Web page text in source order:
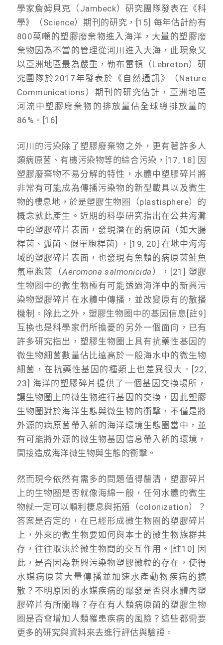
學家詹姆貝克（Jambeck）研究團隊發表在《科
學》（Science）期刊的研究，[15] 每年估計約有
800萬噸的塑膠廢棄物進入海洋，大量的塑膠廢
棄物因為不當的管理從河川進入大海，此現象又
以亞洲地區最為嚴重，勒布雷頓（Lebreton）研
究團隊於2017年發表於《自然通訊》（Nature
Communications）期刊的研究估計，亞洲地區
河流中塑膠廢棄物的排放量佔全球總排放量的
86%。[16]
河川的污染除了塑膠廢棄物之外，更有著許多人
類病原菌、有機污染物等的綜合污染，[17, 18] 因
塑膠廢棄物不易分解的特性，水體中塑膠碎片將
非常有可能成為傳播污染物的新型載具以及微生
物的棲息地，於是塑膠生物圈（plastisphere）的
概念就此產生。近期的科學研究指出在公共海灘
中的塑膠碎片表面，發現潛在的病原菌（如大腸
桿菌、弧菌、假單胞桿菌) ，[19, 20] 在地中海海
域的塑膠碎片表面，也發現有魚類的病原菌鮭魚
氣單胞菌（Aeromona salmonicida ），[21] 塑膠
生物圈中的微生物極有可能透過海洋中的新興污
染物塑膠碎片在水體中傳播，並改變原有的散播
機制。除此之外，塑膠生物圈中的基因信息[註9]
互換也是科學家們所擔憂的另外一個面向，已有
許多研究指出，塑膠生物圈上具有抗藥性基因的
微生物細菌數量佔比遠高於一般海水中的微生物
細菌，在抗藥性基因的種類上也差異很大。[22,
23] 海洋的塑膠碎片提供了一個基因交換場所，
讓生物圈上的微生物進行基因的交換，因此塑膠
生物圈對於海洋生態與微生物的衝擊，不僅是將
外源的病原菌帶入新的海洋環境生態圈當中，並
有可能將外源的微生物基因信息帶入新的環境，
間接造成海洋微生物與生態的衝擊。
然而現今依然有需多的問題值得釐清，塑膠碎片
上的生物圈是否就像海綿一般，任何水體的微生
物就一定可以順利棲息與拓殖（colonization）？
答案是否定的，在已經形成微生物圈的塑膠碎片
上，外來的微生物要如何與本土的微生物族群共
存，往往取決於微生物間的交互作用。[註10] 因
此，是否因為新興污染物塑膠微粒的存在，使得
水媒病原菌大量傳播並加速水產動物疾病的擴
散？不明原因的水媒疾病的爆發是否與水體內塑
膠碎片有所關聯？存在有人類病原菌的塑膠生物
圈是否會增加人類罹患疾病的風險？這些都需要
更多的研究與資料來去進行評估與驗證。